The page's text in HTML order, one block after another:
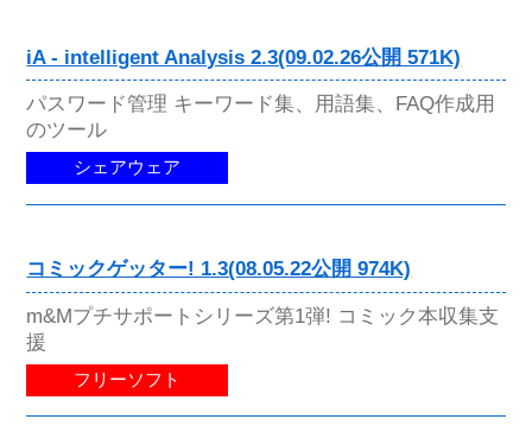
iA - intelligent Analysis 2.3(09.02.26公開 571K)
パスワード管理 キーワード集、用語集、FAQ作成用
のツール
シェアウェア
コミックゲッター! 1.3(08.05.22公開 974K)
m&Mプチサポートシリーズ第1弾! コミック本収集支
援
フリーソフト